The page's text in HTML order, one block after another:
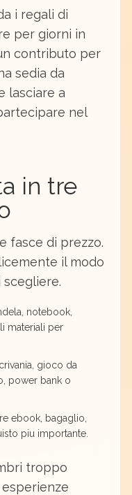
i regali di
per giorni in
contributo per
sedia da
lasciare a
nel
in tre
fasce di prezzo.
il modo
notebook,
materiali per
gioco da
power bank o
ebook, bagaglio,
piu importante.
troppo